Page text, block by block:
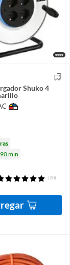
Shuko 4
min
(20)